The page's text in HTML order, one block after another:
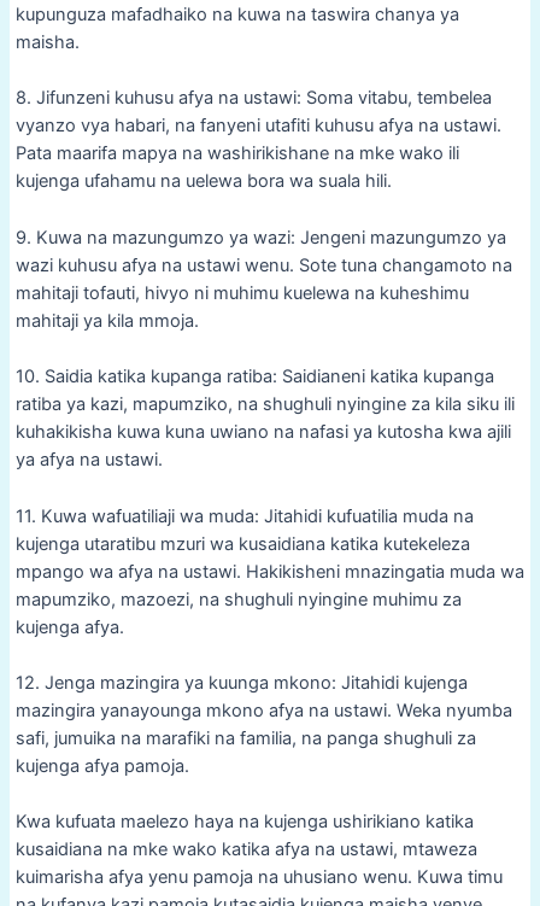
kupunguza mafadhaiko na kuwa na taswira chanya ya
maisha.
8. Jifunzeni kuhusu afya na ustawi: Soma vitabu, tembelea
vyanzo vya habari, na fanyeni utafiti kuhusu afya na ustawi.
Pata maarifa mapya na washirikishane na mke wako ili
kujenga ufahamu na uelewa bora wa suala hili.
9. Kuwa na mazungumzo ya wazi: Jengeni mazungumzo ya
wazi kuhusu afya na ustawi wenu. Sote tuna changamoto na
mahitaji tofauti, hivyo ni muhimu kuelewa na kuheshimu
mahitaji ya kila mmoja.
10. Saidia katika kupanga ratiba: Saidianeni katika kupanga
ratiba ya kazi, mapumziko, na shughuli nyingine za kila siku ili
kuhakikisha kuwa kuna uwiano na nafasi ya kutosha kwa ajili
ya afya na ustawi.
11. Kuwa wafuatiliaji wa muda: Jitahidi kufuatilia muda na
kujenga utaratibu mzuri wa kusaidiana katika kutekeleza
mpango wa afya na ustawi. Hakikisheni mnazingatia muda wa
mapumziko, mazoezi, na shughuli nyingine muhimu za
kujenga afya.
12. Jenga mazingira ya kuunga mkono: Jitahidi kujenga
mazingira yanayounga mkono afya na ustawi. Weka nyumba
safi, jumuika na marafiki na familia, na panga shughuli za
kujenga afya pamoja.
Kwa kufuata maelezo haya na kujenga ushirikiano katika
kusaidiana na mke wako katika afya na ustawi, mtaweza
kuimarisha afya yenu pamoja na uhusiano wenu. Kuwa timu